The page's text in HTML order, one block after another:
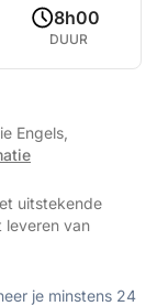
8h00
DUUR
Engels,
uitstekende
leveren van
je minstens 24